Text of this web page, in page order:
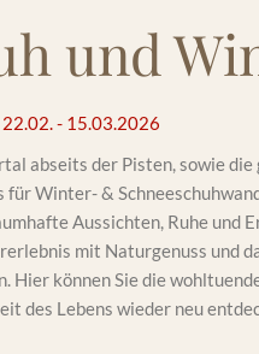
und
- 15.03.2026
abseits der Pisten, sowie die
für Winter- &
Aussichten, Ruhe und
mit Naturgenuss und
Hier können Sie die
des Lebens wieder neu